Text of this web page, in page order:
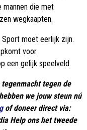
die met
wegkaapten.
Sport moet eerlijk zijn.
voor
een gelijk speelveld.
tegen de
we jouw steun nú
of doneer direct via:
Help ons het tweede